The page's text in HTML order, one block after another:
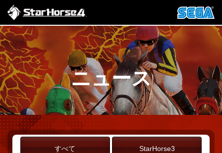
ニュース
すべて StarHorse3